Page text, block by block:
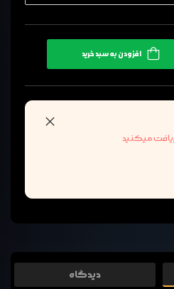
افزودن به سبد خرید
دیدگاه